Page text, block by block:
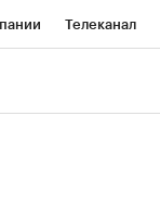
Телеканал